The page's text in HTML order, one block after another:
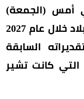
أمس (الجمعة)
خفض توقعاته لنمو اقتصاد البلاد خلال عام 2027
من تقديراته السابقة
كانت تشير